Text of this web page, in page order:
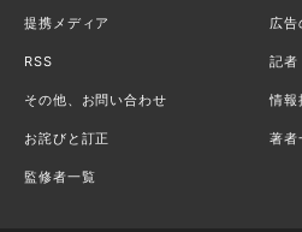
提携メディア 広告
RSS 記者
その他、お問い合わせ 情報
お詫びと訂正 著者
監修者一覧